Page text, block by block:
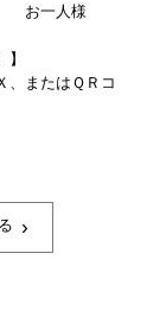
様
たはＱＲコ
›